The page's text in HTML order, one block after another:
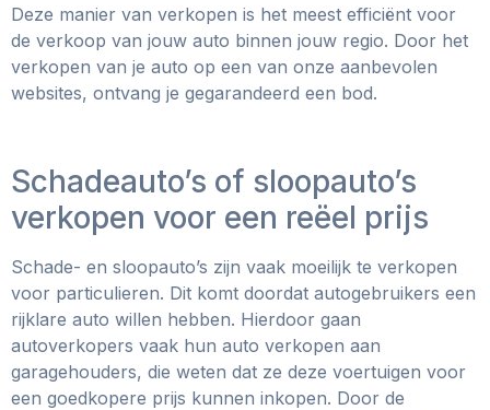
Deze manier van verkopen is het meest efficiënt voor
de verkoop van jouw auto binnen jouw regio. Door het
verkopen van je auto op een van onze aanbevolen
websites, ontvang je gegarandeerd een bod.
Schadeauto’s of sloopauto’s
verkopen voor een reëel prijs
Schade- en sloopauto’s zijn vaak moeilijk te verkopen
voor particulieren. Dit komt doordat autogebruikers een
rijklare auto willen hebben. Hierdoor gaan
autoverkopers vaak hun auto verkopen aan
garagehouders, die weten dat ze deze voertuigen voor
een goedkopere prijs kunnen inkopen. Door de